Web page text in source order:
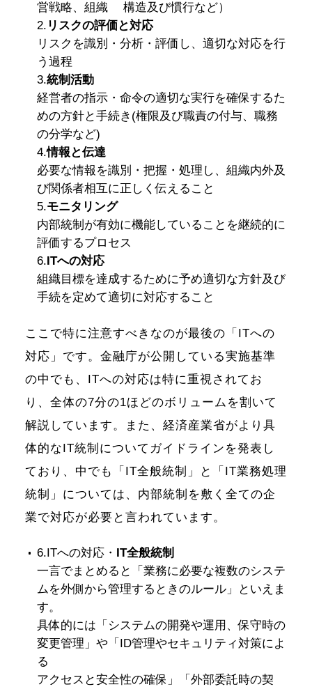
営戦略、組織 構造及び慣行など）
2. リスクの評価と対応
リスクを識別・分析・評価し、適切な対応を行
う過程
3.統制活動
経営者の指示・命令の適切な実行を確保するた
めの方針と手続き(権限及び職責の付与、職務
の分学など)
4.情報と伝達
必要な情報を識別・把握・処理し、組織内外及
び関係者相互に正しく伝えること
5.モニタリング
内部統制が有効に機能していることを継続的に
評価するプロセス
6.ITへの対応
組織目標を達成するために予め適切な方針及び
手続を定めて適切に対応すること
ここで特に注意すべきなのが最後の「ITへの
対応」です。金融庁が公開している実施基準
の中でも、ITへの対応は特に重視されてお
り、全体の7分の1ほどのボリュームを割いて
解説しています。また、経済産業省がより具
体的なIT統制についてガイドラインを発表し
ており、中でも「IT全般統制」と「IT業務処理
統制」については、内部統制を敷く全ての企
業で対応が必要と言われています。
6.ITへの対応・ IT全般統制
一言でまとめると「業務に必要な複数のシステ
ムを外側から管理するときのルール」といえま
す。
具体的には「システムの開発や運用、保守時の
変更管理」や「ID管理やセキュリティ対策によ
る
アクセスと安全性の確保」「外部委託時の契